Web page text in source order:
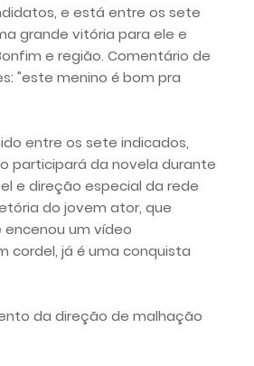
e está entre os sete
grande vitória para ele e
e região. Comentário de
"este menino é bom pra
entre os sete indicados,
participará da novela durante
e direção especial da rede
do jovem ator, que
encenou um vídeo
cordel, já é uma conquista
da direção de malhação